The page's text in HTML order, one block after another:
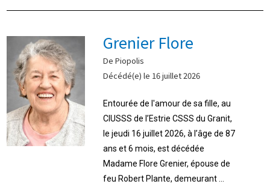
Grenier Flore
De Piopolis
Décédé(e) le 16 juillet 2026
Entourée de l'amour de sa fille, au
CIUSSS de l’Estrie CSSS du Granit,
le jeudi 16 juillet 2026, à l’âge de 87
ans et 6 mois, est décédée
Madame Flore Grenier, épouse de
feu Robert Plante, demeurant ...